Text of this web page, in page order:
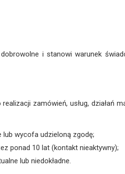
i stanowi warunek
zamówień, usług, działań
wycofa udzieloną zgodę;
ponad 10 lat (kontakt nieaktywny);
lub niedokładne.